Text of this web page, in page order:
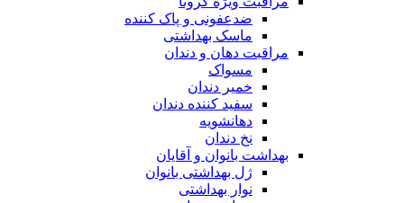
ضدعفونی و پاک کننده
ماسک بهداشتی
مراقبت دهان و دندان
مسواک
خمیر دندان
سفید کننده دندان
دهانشویه
نخ دندان
بهداشت بانوان و آقایان
ژل بهداشتی بانوان
نوار بهداشتی